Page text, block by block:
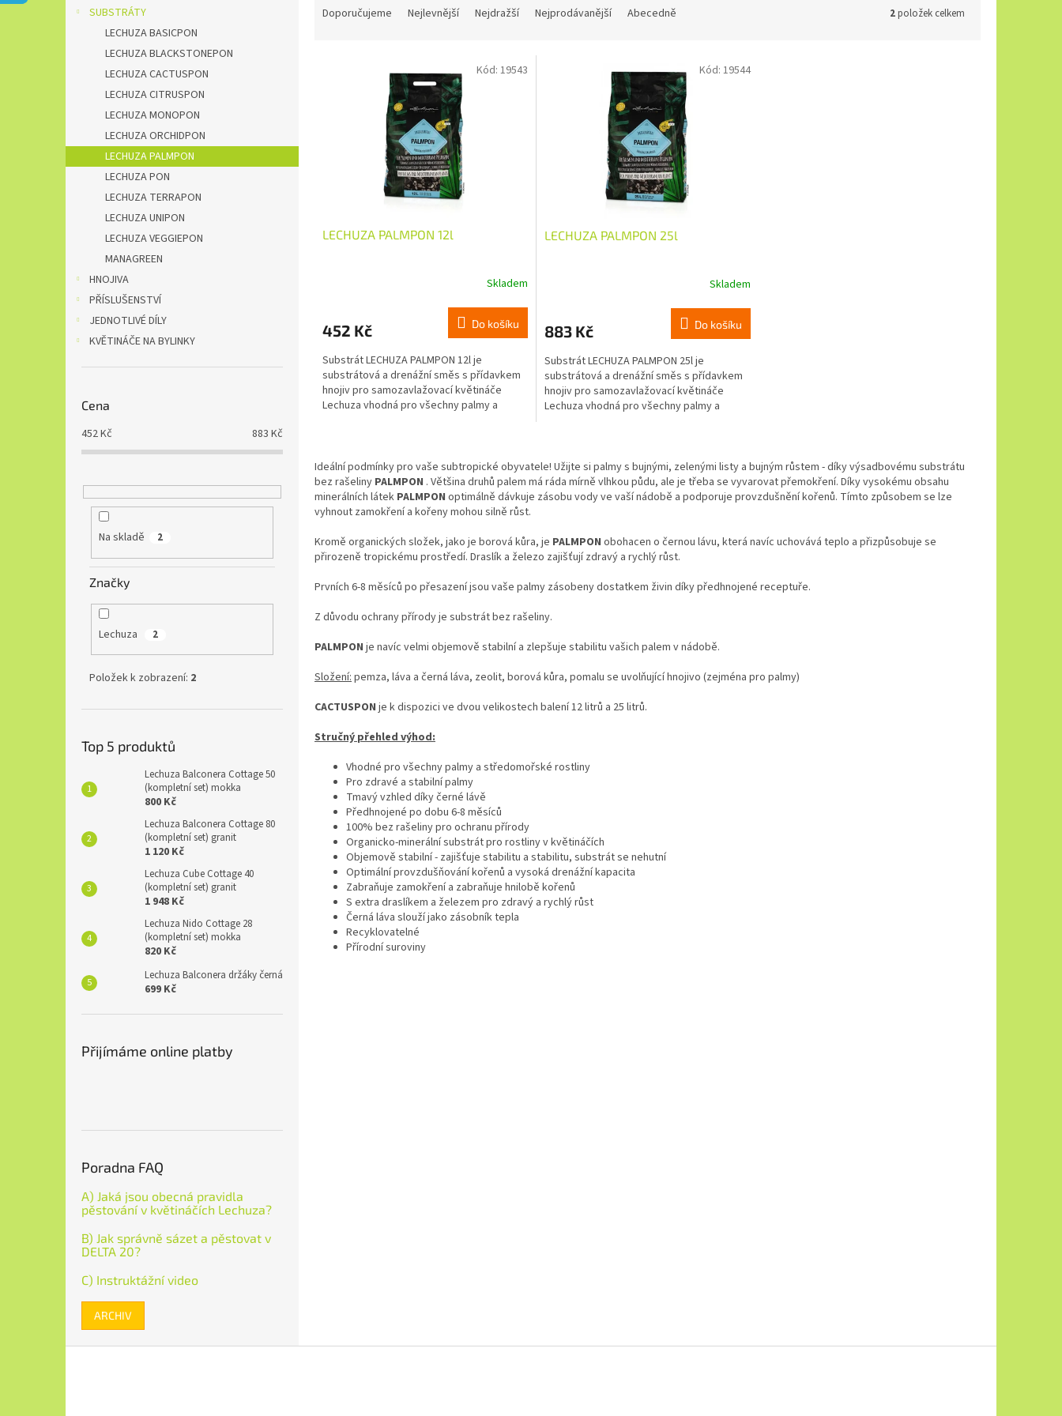
SUBSTRÁTY
LECHUZA BASICPON
LECHUZA BLACKSTONEPON
LECHUZA CACTUSPON
LECHUZA CITRUSPON
LECHUZA MONOPON
LECHUZA ORCHIDPON
LECHUZA PALMPON
LECHUZA PON
LECHUZA TERRAPON
LECHUZA UNIPON
LECHUZA VEGGIEPON
MANAGREEN
HNOJIVA
PŘÍSLUŠENSTVÍ
JEDNOTLIVÉ DÍLY
KVĚTINÁČE NA BYLINKY
Cena
452Kč 883 Kč
Na skladě 2
Značky
Lechuza 2
Položek k zobrazení: 2
Top 5 produktů
Lechuza Balconera Cottage 50
(kompletní set) mokka
800 Kč
Lechuza Balconera Cottage 80
(kompletní set) granit
1 120 Kč
Lechuza Cube Cottage 40
(kompletní set) granit
1 948 Kč
Lechuza Nido Cottage 28
(kompletní set) mokka
820 Kč
Lechuza Balconera držáky černá
699 Kč
Přijímáme online platby
Poradna FAQ
A) Jaká jsou obecná pravidla
pěstování v květináčích Lechuza?
B) Jak správně sázet a pěstovat v
DELTA 20?
C) Instruktážní video
ARCHIV
Doporučujeme Nejlevnější Nejdražší Nejprodávanější Abecedně 2položek celkem
LECHUZA PALMPON 12l
Skladem
452 Kč Do košíku
Substrát LECHUZA PALMPON 12l je
substrátová a drenážní směs s přídavkem
hnojiv pro samozavlažovací květináče
Lechuza vhodná pro všechny palmy a
Kód: 19543
LECHUZA PALMPON 25l
Skladem
883 Kč Do košíku
Substrát LECHUZA PALMPON 25l je
substrátová a drenážní směs s přídavkem
hnojiv pro samozavlažovací květináče
Lechuza vhodná pro všechny palmy a
Kód: 19544
l
á
d
í
p
v
ý
i
Ideální podmínky pro vaše subtropické obyvatele! Užijte si palmy s bujnými, zelenými listy a bujným růstem - díky výsadbovému substrátu
bez rašeliny PALMPON . Většina druhů palem má ráda mírně vlhkou půdu, ale je třeba se vyvarovat přemokření. Díky vysokému obsahu
minerálních látek PALMPON optimálně dávkuje zásobu vody ve vaší nádobě a podporuje provzdušnění kořenů. Tímto způsobem se lze
vyhnout zamokření a kořeny mohou silně růst.
Kromě organických složek, jako je borová kůra, je PALMPON obohacen o černou lávu, která navíc uchovává teplo a přizpůsobuje se
přirozeně tropickému prostředí. Draslík a železo zajišťují zdravý a rychlý růst.
Prvních 6-8 měsíců po přesazení jsou vaše palmy zásobeny dostatkem živin díky předhnojené receptuře.
Z důvodu ochrany přírody je substrát bez rašeliny.
PALMPON je navíc velmi objemově stabilní a zlepšuje stabilitu vašich palem v nádobě.
Složení: pemza, láva a černá láva, zeolit, borová kůra, pomalu se uvolňující hnojivo (zejména pro palmy)
CACTUSPON je k dispozici ve dvou velikostech balení 12 litrů a 25 litrů.
Stručný přehled výhod:
Vhodné pro všechny palmy a středomořské rostliny
Pro zdravé a stabilní palmy
Tmavý vzhled díky černé lávě
Předhnojené po dobu 6-8 měsíců
100% bez rašeliny pro ochranu přírody
Organicko-minerální substrát pro rostliny v květináčích
Objemově stabilní - zajišťuje stabilitu a stabilitu, substrát se nehutní
Optimální provzdušňování kořenů a vysoká drenážní kapacita
Zabraňuje zamokření a zabraňuje hnilobě kořenů
S extra draslíkem a železem pro zdravý a rychlý růst
Černá láva slouží jako zásobník tepla
Recyklovatelné
Přírodní suroviny